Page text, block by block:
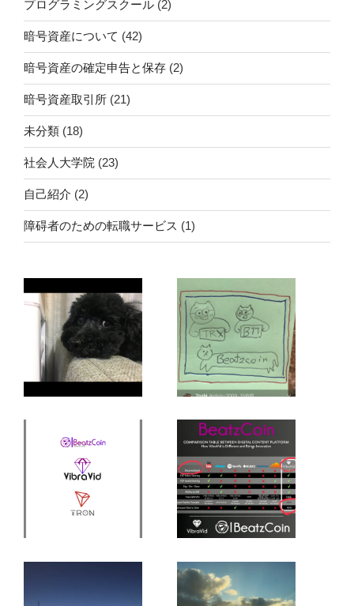
プログラミングスクール (2)
暗号資産について (42)
暗号資産の確定申告と保存 (2)
暗号資産取引所 (21)
未分類 (18)
社会人大学院 (23)
自己紹介 (2)
障碍者のための転職サービス (1)